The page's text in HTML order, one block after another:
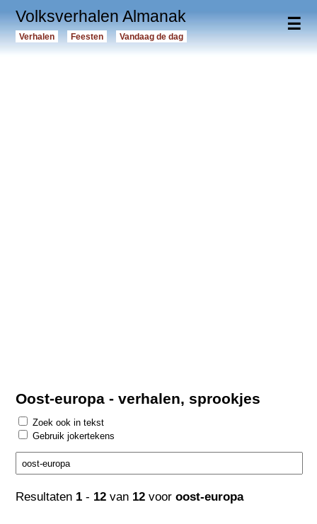
☰
Volksverhalen Almanak
Verhalen Feesten Vandaag de dag
Oost-europa - verhalen, sprookjes
Zoek ook in tekst
Gebruik jokertekens
Resultaten 1 - 12 van 12 vooroost-europa